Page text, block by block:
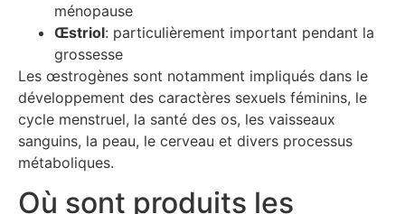
ménopause
Œstriol: particulièrement important pendant la
grossesse
Les œstrogènes sont notamment impliqués dans le
développement des caractères sexuels féminins, le
cycle menstruel, la santé des os, les vaisseaux
sanguins, la peau, le cerveau et divers processus
métaboliques.
Où sont produits les